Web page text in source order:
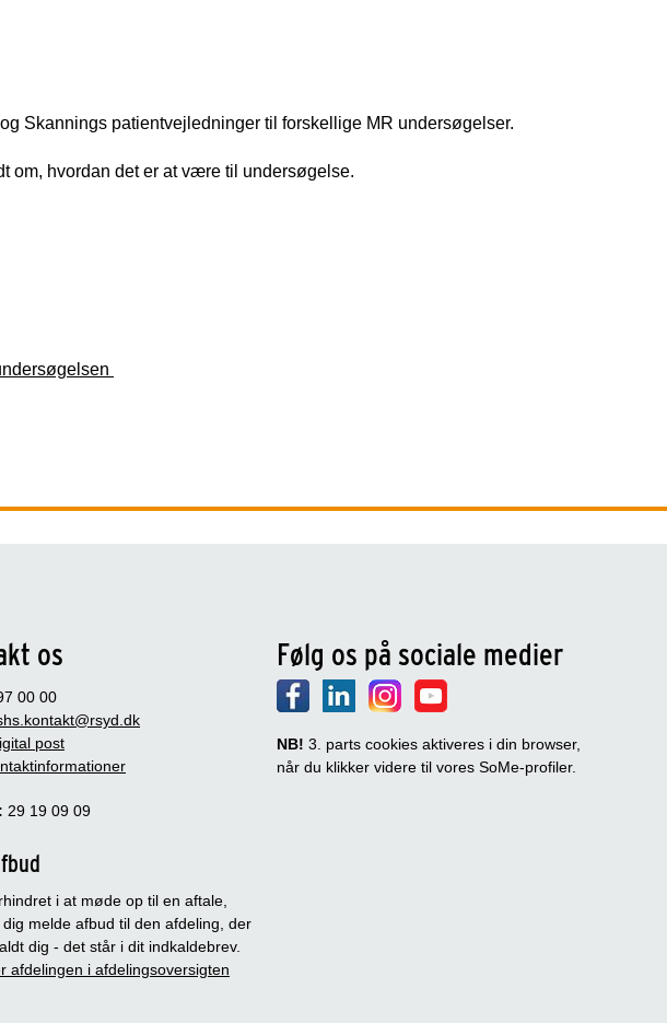
Skannings patientvejledninger til forskellige MR undersøgelser.
om, hvordan det er at være til undersøgelse.
os
00 00
post
29 19 09 09
i at møde op til en aftale,
dig melde afbud til den afdeling, der
dig - det står i dit indkaldebrev.
afdelingen i afdelingsoversigten
Følg os på sociale medier
NB! 3. parts cookies aktiveres i din browser,
når du klikker videre til vores SoMe-profiler.